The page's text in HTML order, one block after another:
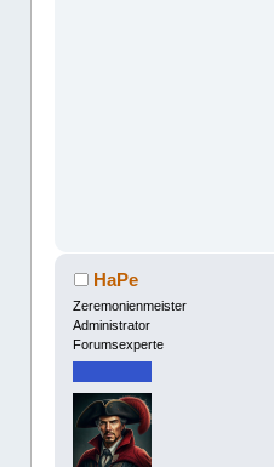
HaPe
Zeremonienmeister
Administrator
Forumsexperte